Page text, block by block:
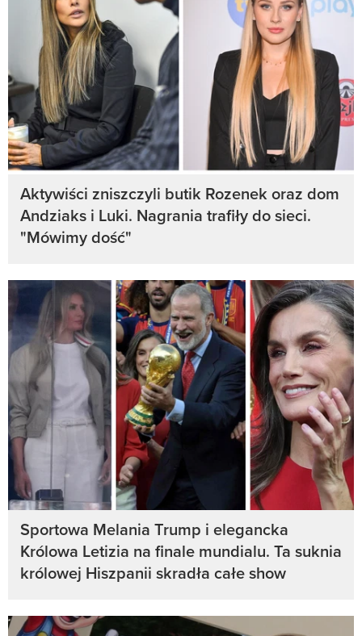
Aktywiści zniszczyli butik Rozenek oraz dom
Andziaks i Luki. Nagrania trafiły do sieci.
"Mówimy dość"
Sportowa Melania Trump i elegancka
Królowa Letizia na finale mundialu. Ta suknia
królowej Hiszpanii skradła całe show